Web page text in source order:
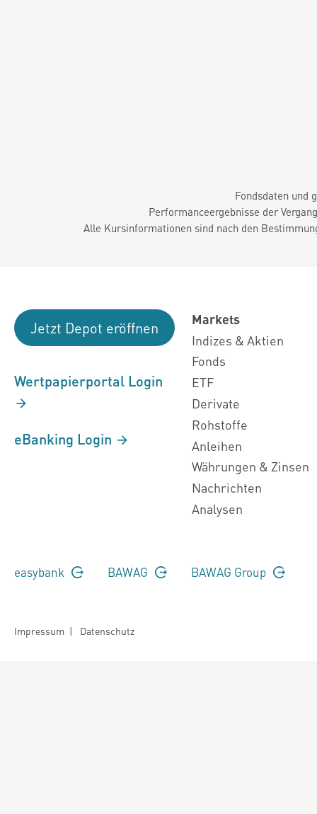
Fondsdaten und
Performanceergebnisse der
Alle Kursinformationen sind nach den
Jetzt Depot eröffnen
Wertpapierportal Login
eBanking Login
Markets
Indizes & Aktien
Fonds
ETF
Derivate
Rohstoffe
Anleihen
Währungen & Zinsen
Nachrichten
Analysen
easybank BAWAG BAWAG Group
Impressum | Datenschutz